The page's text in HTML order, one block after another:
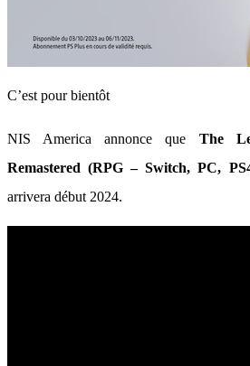
C’est pour bientôt
NIS America annonce que The
Remastered (RPG – Switch, PC,
arrivera début 2024.